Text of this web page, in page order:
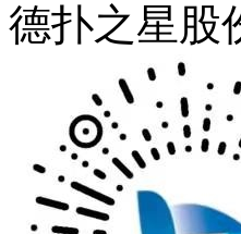
德扑之星股